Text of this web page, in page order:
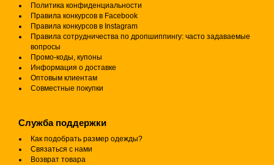
Политика конфиденциальности
Правила конкурсов в Facebook
Правила конкурсов в Instagram
Правила сотрудничества по дропшиппингу: часто задаваемые
вопросы
Промо-коды, купоны
Информация о доставке
Оптовым клиентам
Совместные покупки
Служба поддержки
Как подобрать размер одежды?
Связаться с нами
Возврат товара